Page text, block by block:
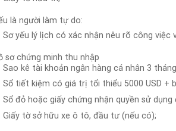
là người làm tự do:
Sơ yếu lý lịch có xác nhận nêu rõ công việc
sơ chứng minh thu nhập
Sao kê tài khoản ngân hàng cá nhân 3
Sổ tiết kiệm có giá trị tổi thiểu 5000 USD +
Sổ đỏ hoặc giấy chứng nhận quyền sử
Giấy tờ sở hữu xe ô tô, đầu tư (nếu có);